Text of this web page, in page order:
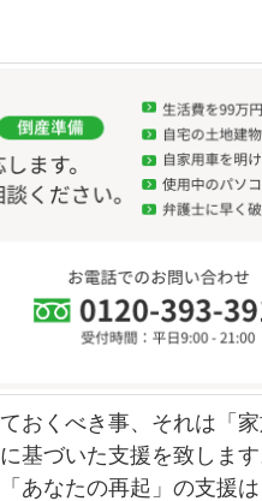
おくべき事、それは「
基づいた支援を致しま
あなたの再起」の支援